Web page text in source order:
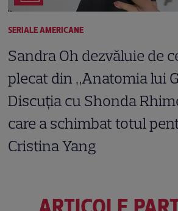
SERIALE AMERICANE
Sandra Oh dezvăluie de
plecat din „Anatomia lui
Discuția cu Shonda
care a schimbat totul
Cristina Yang